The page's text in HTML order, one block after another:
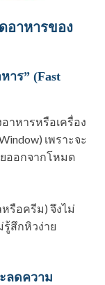
อาหารของ
าร” (Fast
าหารหรือเครื่อง
เพราะจะ
ออกจากโหมด
รือครีม) จึงไม่
สึกหิวง่าย
ลดความ